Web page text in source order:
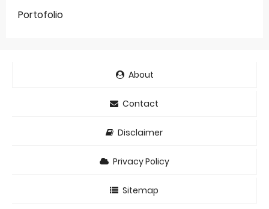
Portofolio
About
Contact
Disclaimer
Privacy Policy
Sitemap